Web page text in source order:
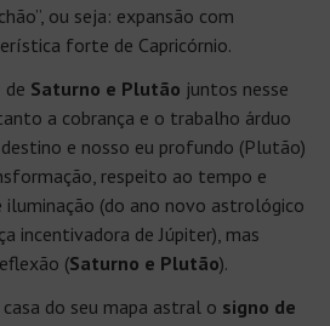
ou seja: expansão com
forte de Capricórnio.
Saturno e Plutão juntos nesse
a cobrança e o trabalho árduo
e nosso eu profundo (Plutão)
respeito ao tempo e
iluminação (do ano novo astrológico
incentivadora de Júpiter), mas
(Saturno e Plutão).
do seu mapa astral o signo de